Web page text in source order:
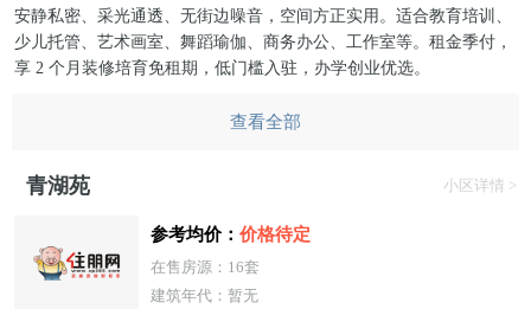
安静私密、采光通透、无街边噪音，空间方正实用。适合教育培训、
少儿托管、艺术画室、舞蹈瑜伽、商务办公、工作室等。租金季付，
享 2 个月装修培育免租期，低门槛入驻，办学创业优选。
查看全部
青湖苑 小区详情 >
参考均价： 价格待定
在售房源：16套
建筑年代：暂无